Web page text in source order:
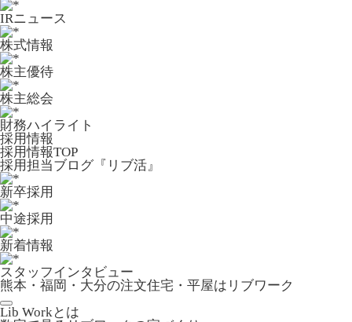
IRニュース
株式情報
株主優待
株主総会
財務ハイライト
採用情報
採用情報TOP
採用担当ブログ『リブ活』
新卒採用
中途採用
新着情報
スタッフインタビュー
熊本・福岡・大分の注文住宅・平屋はリブワーク
Lib Workとは